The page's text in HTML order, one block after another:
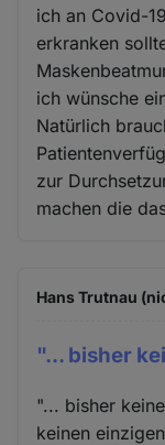
ich an Covid-
erkranken
ich wünsche
Natürlich
zur
machen die
Hans Trutnau
"... bisher
"... bisher
keinen